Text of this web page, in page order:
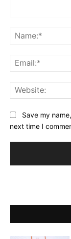
Save my
next time I